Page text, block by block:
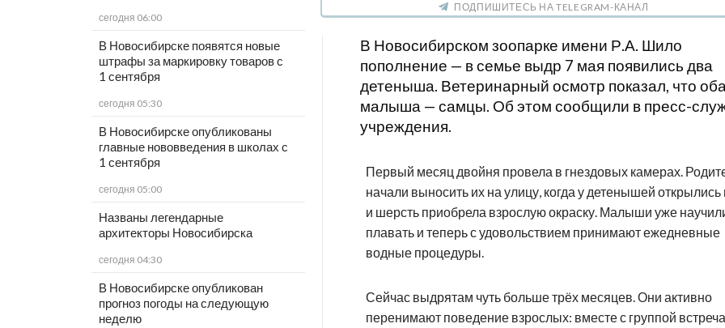
сегодня 06:00
В Новосибирске появятся новые
штрафы за маркировку товаров с
1 сентября
сегодня 05:30
В Новосибирске опубликованы
главные нововведения в школах с
1 сентября
сегодня 05:00
Названы легендарные
архитекторы Новосибирска
сегодня 04:30
В Новосибирске опубликован
прогноз погоды на следующую
неделю
ПОДПИШИТЕСЬ НА TELEGRAM-КАНАЛ
В Новосибирском зоопарке имени Р.А. Шило
пополнение — в семье выдр 7 мая появились два
детеныша. Ветеринарный осмотр показал, что
малыша — самцы. Об этом сообщили в пресс-
учреждения.
Первый месяц двойня провела в гнездовых камерах.
начали выносить их на улицу, когда у детенышей открылись
и шерсть приобрела взрослую окраску. Малыши уже
плавать и теперь с удовольствием принимают ежедневные
водные процедуры.
Сейчас выдрятам чуть больше трёх месяцев. Они активно
перенимают поведение взрослых: вместе с группой